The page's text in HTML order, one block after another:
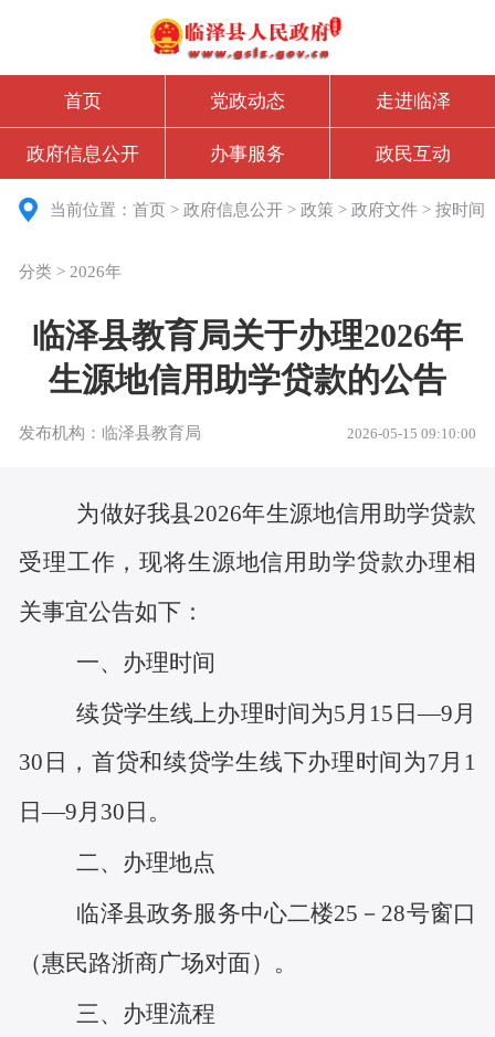
首页 党政动态 走进临泽
政府信息公开 办事服务 政民互动
当前位置：首页 >政府信息公开 >政策 >政府文件 >按时间
分类 > 2026年
临泽县教育局关于办理2026年
生源地信用助学贷款的公告
发布机构：临泽县教育局 2026-05-15 09:10:00
为做好我县2026年生源地信用助学贷款
受理工作，现将生源地信用助学贷款办理相
关事宜公告如下：
一、办理时间
续贷学生线上办理时间为5月15日—9月
30日，首贷和续贷学生线下办理时间为7月 1
日—9月30日 。
二、办理地点
临泽县政务服务中心二楼25－28号窗口
（惠民路浙商广场对面）。
三、办理流程